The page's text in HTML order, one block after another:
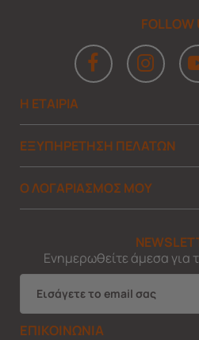
FOLLOW
Η ΕΤΑΙΡΙΑ
ΕΞΥΠΗΡΕΤΗΣΗ ΠΕΛΑΤΩΝ
Ο ΛΟΓΑΡΙΑΣΜΟΣ ΜΟΥ
Ενημερωθείτε άμεσα για
ΕΠΙΚΟΙΝΩΝΙΑ